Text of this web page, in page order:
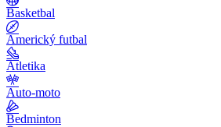
Basketbal
Americký futbal
Atletika
Auto-moto
Bedminton